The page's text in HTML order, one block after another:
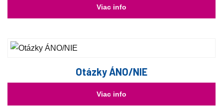
Viac info
Otázky ÁNO/NIE
Viac info